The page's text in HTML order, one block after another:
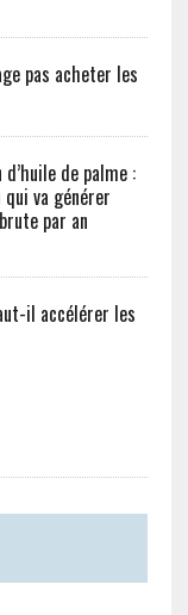
pas acheter les
de palme :
qui va générer
par an
il accélérer les